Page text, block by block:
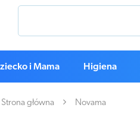
i Mama Higiena
Strona główna Novama